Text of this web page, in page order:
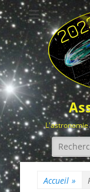
L'astronomie
Accueil »